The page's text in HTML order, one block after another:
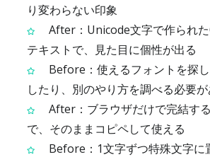
り変わらない印象
After：Unicode文字で作られ
テキストで、見た目に個性が出る
Before：使えるフォントを探
したり、別のやり方を調べる必要が
After：ブラウザだけで完結す
で、そのままコピペして使える
Before：1文字ずつ特殊文字に